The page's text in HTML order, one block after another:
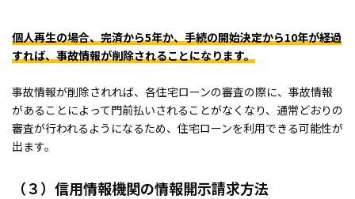
個人再生の場合、完済から5年か、手続の開始決定から10年が経過
すれば、事故情報が削除されることになります。
事故情報が削除されれば、各住宅ローンの審査の際に、事故情報
があることによって門前払いされることがなくなり、通常どおりの
審査が行われるようになるため、住宅ローンを利用できる可能性が
出ます。
（３）信用情報機関の情報開示請求方法